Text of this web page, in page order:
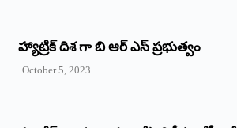
హ్యాట్రిక్ దిశ గా బి ఆర్ ఎస్ ప్రభుత్వం
October 5, 2023